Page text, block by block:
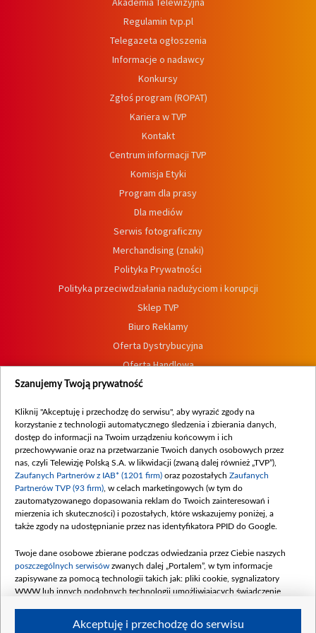
Regulamin tvp.pl
Telegazeta ogłoszenia
Informacje o nadawcy
Konkursy
Zgłoś program (ROPAT)
Kariera w TVP
Kontakt
Centrum informacji TVP
Komisja Etyki
Program dla prasy
Dla mediów
Serwis fotograficzny
Merchandising (znaki)
Polityka Prywatności
Polityka przeciwdziałania nadużyciom i korupcji
Sklep TVP
Biuro Reklamy
Oferta Dystrybucyjna
Oferta Handlowa
Dostępność
Procedura zgłoszeń wewnętrznych
Szanujemy Twoją prywatność
Kliknij "Akceptuję i przechodzę do serwisu", aby wyrazić zgody na
korzystanie z technologii automatycznego śledzenia i zbierania danych,
dostęp do informacji na Twoim urządzeniu końcowym i ich
przechowywanie oraz na przetwarzanie Twoich danych osobowych przez
nas, czyli Telewizję Polską S.A. w likwidacji (zwaną dalej również „TVP”),
Zaufanych Partnerów z IAB* (1201 firm) oraz pozostałych Zaufanych
Partnerów TVP (93 firm) , w celach marketingowych (w tym do
zautomatyzowanego dopasowania reklam do Twoich zainteresowań i
mierzenia ich skuteczności) i pozostałych, które wskazujemy poniżej, a
także zgody na udostępnianie przez nas identyfikatora PPID do Google.
Twoje dane osobowe zbierane podczas odwiedzania przez Ciebie naszych
poszczególnych serwisów zwanych dalej „Portalem”, w tym informacje
zapisywane za pomocą technologii takich jak: pliki cookie, sygnalizatory
WWW lub innych podobnych technologii umożliwiających świadczenie
Akceptuję i przechodzę do serwisu